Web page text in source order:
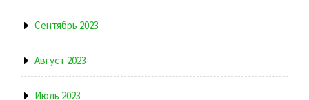
Сентябрь 2023
Август 2023
Июль 2023